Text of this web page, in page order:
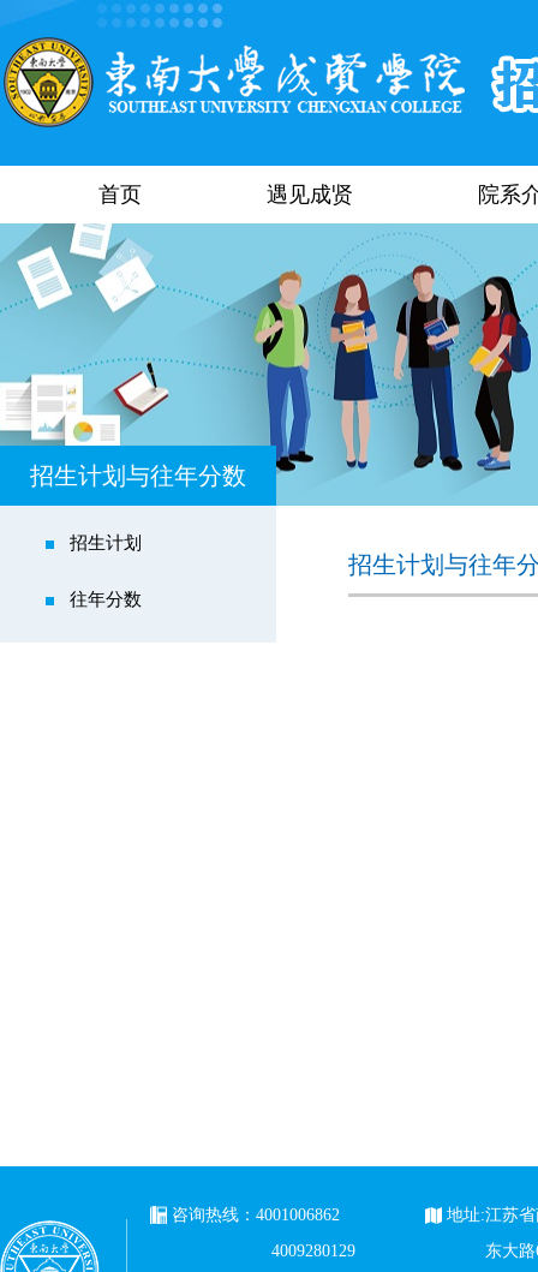
首页 遇见成贤 院系
招生计划与往年分数
招生计划
往年分数
招生计划与往年
咨询热线：4001006862
4009280129
地址:江苏
东大